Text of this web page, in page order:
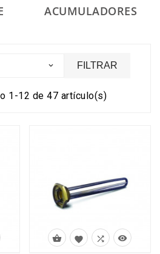
ACUMULADORES
 FILTRAR
1-12 de 47 artículo(s)
   